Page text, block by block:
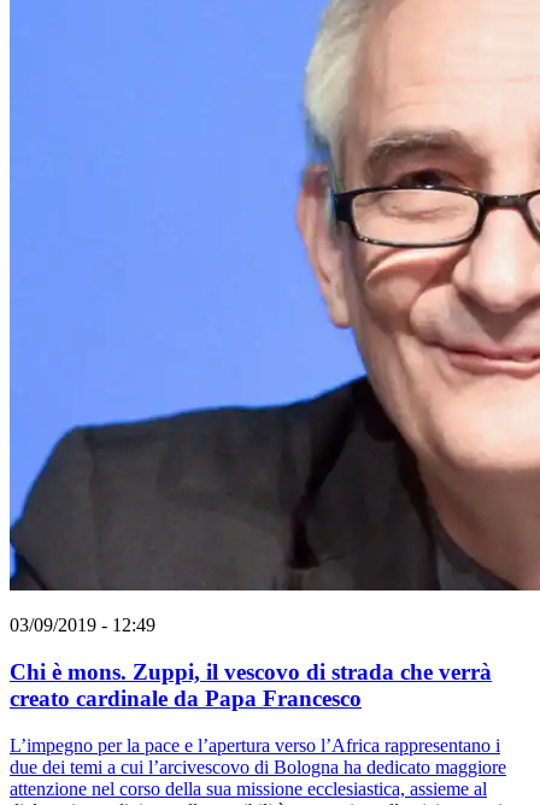
03/09/2019 - 12:49
Chi è mons. Zuppi, il vescovo di strada che verrà
creato cardinale da Papa Francesco
L’impegno per la pace e l’apertura verso l’Africa rappresentano i
due dei temi a cui l’arcivescovo di Bologna ha dedicato maggiore
attenzione nel corso della sua missione ecclesiastica, assieme al